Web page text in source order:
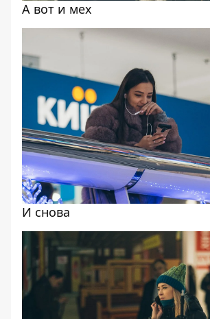
А вот и мех
И снова